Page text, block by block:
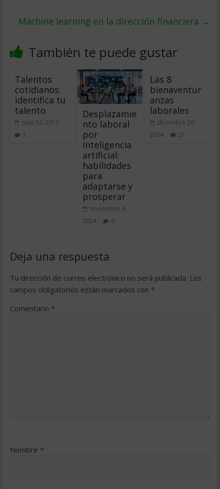
Machine learning en la dirección financiera →
También te puede gustar
Talentos
cotidianos:
identifica tu
talento
julio 12, 2010
1
Desplazamie
nto laboral
por
inteligencia
artificial:
habilidades
para
adaptarse y
prosperar
noviembre 4,
2024
0
Las 8
bienaventur
anzas
laborales
diciembre 20,
2004
27
Deja una respuesta
Tu dirección de correo electrónico no será publicada. Los
campos obligatorios están marcados con *
Comentario *
Nombre *